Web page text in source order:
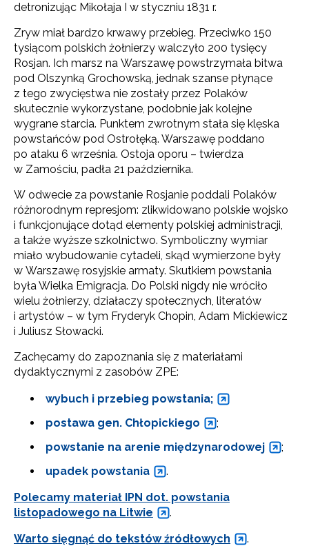
detronizując Mikołaja I w styczniu 1831 r.
Zryw miał bardzo krwawy przebieg. Przeciwko 150
tysiącom polskich żołnierzy walczyło 200 tysięcy
Rosjan. Ich marsz na Warszawę powstrzymała bitwa
pod Olszynką Grochowską, jednak szanse płynące
z tego zwycięstwa nie zostały przez Polaków
skutecznie wykorzystane, podobnie jak kolejne
wygrane starcia. Punktem zwrotnym stała się klęska
powstańców pod Ostrołęką. Warszawę poddano
po ataku 6 września. Ostoja oporu – twierdza
w Zamościu, padła 21 października.
W odwecie za powstanie Rosjanie poddali Polaków
różnorodnym represjom: zlikwidowano polskie wojsko
i funkcjonujące dotąd elementy polskiej administracji,
a także wyższe szkolnictwo. Symboliczny wymiar
miało wybudowanie cytadeli, skąd wymierzone były
w Warszawę rosyjskie armaty. Skutkiem powstania
była Wielka Emigracja. Do Polski nigdy nie wróciło
wielu żołnierzy, działaczy społecznych, literatów
i artystów – w tym Fryderyk Chopin, Adam Mickiewicz
i Juliusz Słowacki.
Zachęcamy do zapoznania się z materiałami
dydaktycznymi z zasobów ZPE:
wybuch i przebieg powstania;
postawa gen. Chłopickiego
;
powstanie na arenie międzynarodowej
;
upadek powstania
.
Polecamy materiał IPN dot. powstania
listopadowego na Litwie
.
Warto sięgnąć do tekstów źródłowych
.